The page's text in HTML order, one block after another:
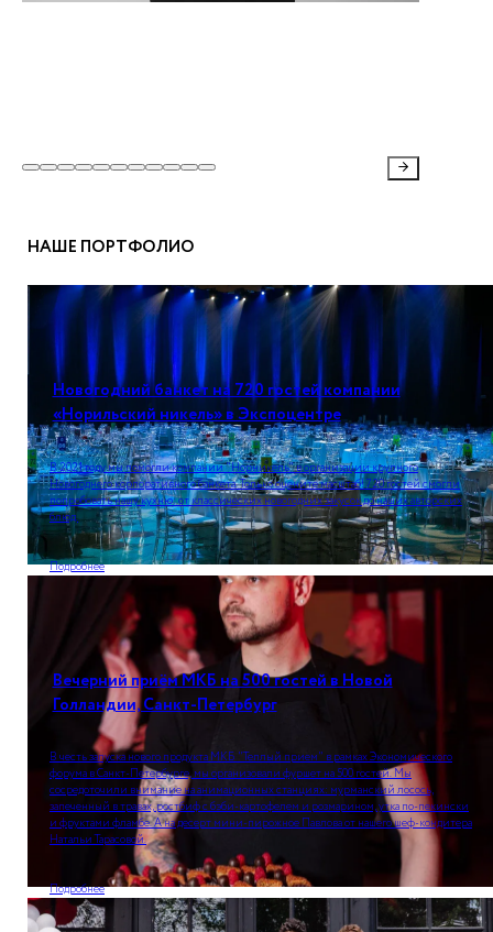
НАШЕ ПОРТФОЛИО
Новогодний банкет на 720 гостей компании
«Норильский никель» в Экспоцентре
В 2021 году мы помогли компании "Норникель" в организации крупного
Новогоднего корпоративного банкета. Только оцените масштаб! 720 гостей смогли
попробовать нашу кухню: от классических новогодних закусок до наших авторских
блюд.
Подробнее
Вечерний приём МКБ на 500 гостей в Новой
Голландии, Санкт-Петербург
В честь запуска нового продукта МКБ "Теплый прием" в рамках Экономического
форума в Санкт-Петербурге, мы организовали фуршет на 500 гостей. Мы
сосредоточили внимание на анимационных станциях: мурманский лосось,
запеченный в травах, ростбиф с бэби-картофелем и розмарином, утка по-пекински
и фруктами фламбе. А на десерт мини-пирожное Павлова от нашего шеф-кондитера
Натальи Тарасовой.
Подробнее